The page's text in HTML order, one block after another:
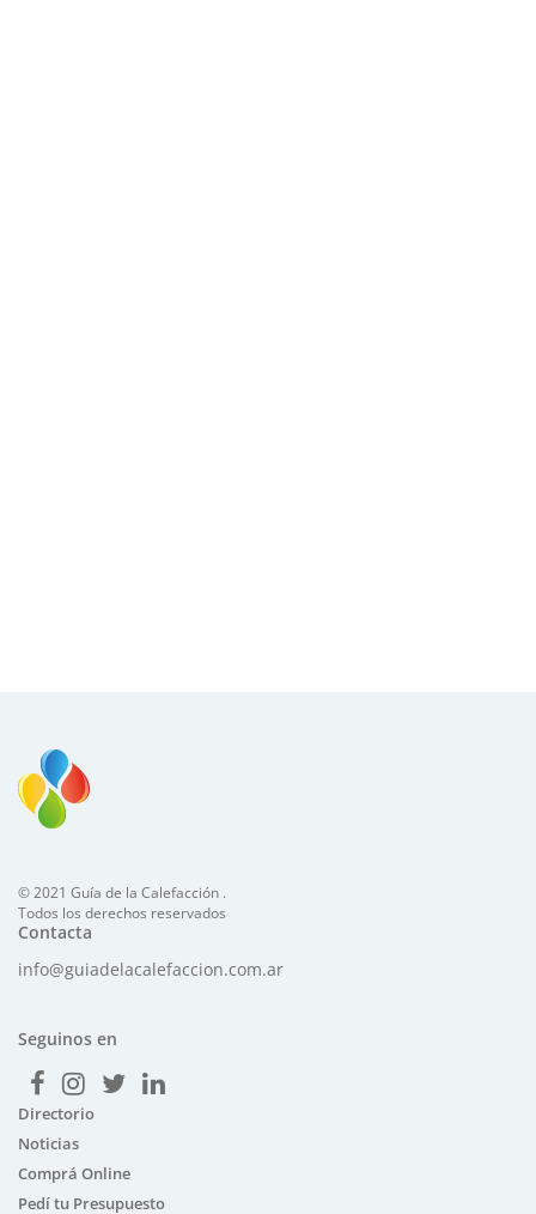
© 2021 Guía de la Calefacción .
Todos los derechos reservados
Contacta
info@guiadelacalefaccion.com.ar
Seguinos en
Directorio
Noticias
Comprá Online
Pedí tu Presupuesto